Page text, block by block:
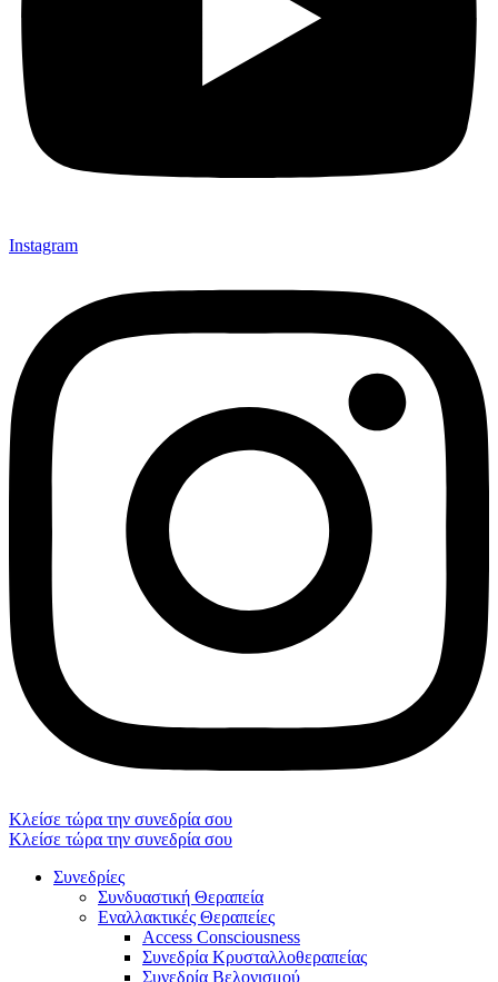
Instagram
Κλείσε τώρα την συνεδρία σου
Κλείσε τώρα την συνεδρία σου
Συνεδρίες
Συνδυαστική Θεραπεία
Εναλλακτικές Θεραπείες
Access Consciousness
Συνεδρία Κρυσταλλοθεραπείας
Συνεδρία Βελονισμού